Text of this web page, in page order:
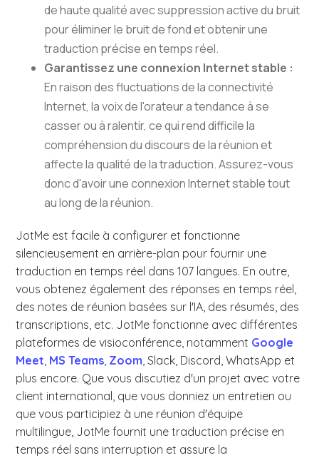
de haute qualité avec suppression active du bruit
pour éliminer le bruit de fond et obtenir une
traduction précise en temps réel.
Garantissez une connexion Internet stable :
En raison des fluctuations de la connectivité
Internet, la voix de l'orateur a tendance à se
casser ou à ralentir, ce qui rend difficile la
compréhension du discours de la réunion et
affecte la qualité de la traduction. Assurez-vous
donc d'avoir une connexion Internet stable tout
au long de la réunion.
JotMe est facile à configurer et fonctionne
silencieusement en arrière-plan pour fournir une
traduction en temps réel dans 107 langues. En outre,
vous obtenez également des réponses en temps réel,
des notes de réunion basées sur l'IA, des résumés, des
transcriptions, etc. JotMe fonctionne avec différentes
plateformes de visioconférence, notamment Google
Meet, MS Teams, Zoom, Slack, Discord, WhatsApp et
plus encore. Que vous discutiez d'un projet avec votre
client international, que vous donniez un entretien ou
que vous participiez à une réunion d'équipe
multilingue, JotMe fournit une traduction précise en
temps réel sans interruption et assure la